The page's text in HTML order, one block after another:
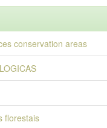
conservation areas
florestais